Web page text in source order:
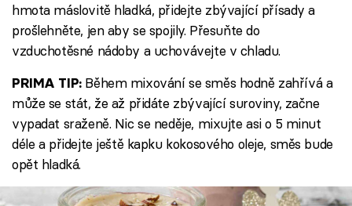
hmota máslovitě hladká, přidejte zbývající přísady a
prošlehněte, jen aby se spojily. Přesuňte do
vzduchotěsné nádoby a uchovávejte v chladu.
PRIMA TIP: Během mixování se směs hodně zahřívá a
může se stát, že až přidáte zbývající suroviny, začne
vypadat sraženě. Nic se neděje, mixujte asi o 5 minut
déle a přidejte ještě kapku kokosového oleje, směs bude
opět hladká.